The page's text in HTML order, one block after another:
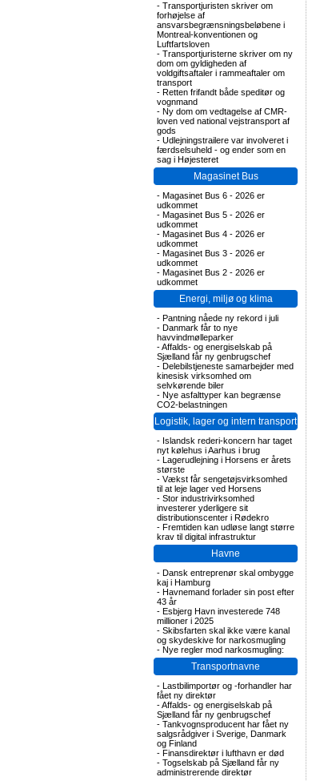
- Transportjuristen skriver om
forhøjelse af
ansvarsbegrænsningsbeløbene i
Montreal-konventionen og
Luftfartsloven
- Transportjuristerne skriver om ny
dom om gyldigheden af
voldgiftsaftaler i rammeaftaler om
transport
- Retten frifandt både speditør og
vognmand
- Ny dom om vedtagelse af CMR-
loven ved national vejstransport af
gods
- Udlejningstrailere var involveret i
færdselsuheld - og ender som en
sag i Højesteret
Magasinet Bus
- Magasinet Bus 6 - 2026 er
udkommet
- Magasinet Bus 5 - 2026 er
udkommet
- Magasinet Bus 4 - 2026 er
udkommet
- Magasinet Bus 3 - 2026 er
udkommet
- Magasinet Bus 2 - 2026 er
udkommet
Energi, miljø og klima
- Pantning nåede ny rekord i juli
- Danmark får to nye
havvindmølleparker
-Affalds- og energiselskab på
Sjælland får ny genbrugschef
- Delebilstjeneste samarbejder med
kinesisk virksomhed om
selvkørende biler
- Nye asfalttyper kan begrænse
CO2-belastningen
Logistik, lager og intern transport
- Islandsk rederi-koncern har taget
nyt kølehus i Aarhus i brug
- Lagerudlejning i Horsens er årets
største
- Vækst får sengetøjsvirksomhed
til at leje lager ved Horsens
- Stor industrivirksomhed
investerer yderligere sit
distributionscenter i Rødekro
- Fremtiden kan udløse langt større
krav til digital infrastruktur
Havne
- Dansk entreprenør skal ombygge
kaj i Hamburg
- Havnemand forlader sin post efter
43 år
- Esbjerg Havn investerede 748
millioner i 2025
- Skibsfarten skal ikke være kanal
og skydeskive for narkosmugling
- Nye regler mod narkosmugling:
Transportnavne
- Lastbilimportør og -forhandler har
fået ny direktør
-Affalds- og energiselskab på
Sjælland får ny genbrugschef
- Tankvognsproducent har fået ny
salgsrådgiver i Sverige, Danmark
og Finland
- Finansdirektør i lufthavn er død
- Togselskab på Sjælland får ny
administrerende direktør